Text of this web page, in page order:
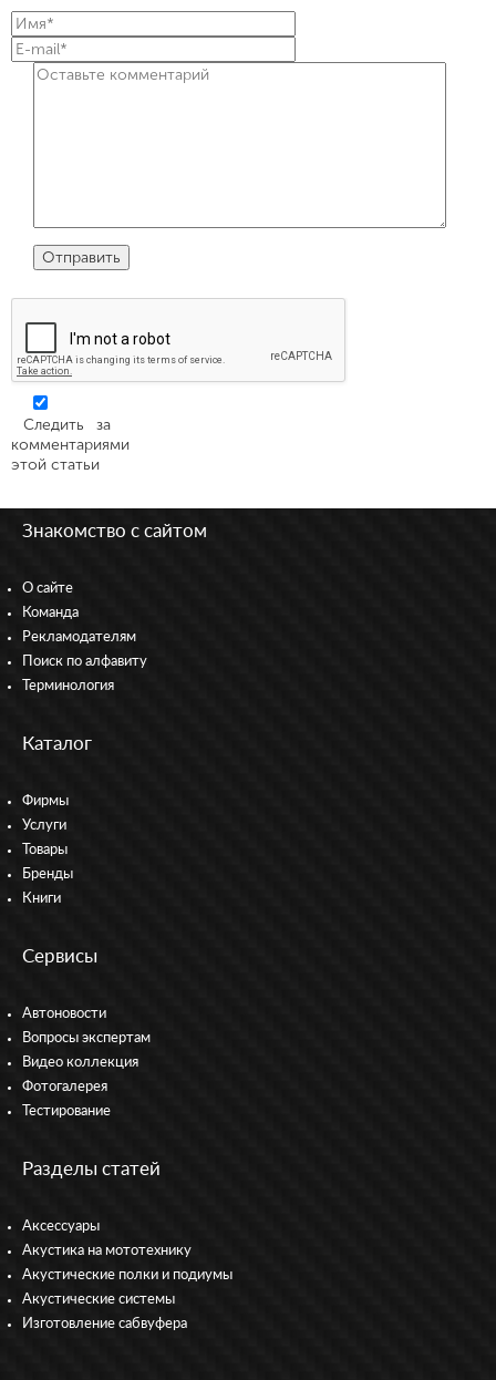
Следить за
комментариями
этой статьи
Знакомство с сайтом
О сайте
Команда
Рекламодателям
Поиск по алфавиту
Терминология
Каталог
Фирмы
Услуги
Товары
Бренды
Книги
Сервисы
Автоновости
Вопросы экспертам
Видео коллекция
Фотогалерея
Тестирование
Разделы статей
Аксессуары
Акустика на мототехнику
Акустические полки и подиумы
Акустические системы
Изготовление сабвуфера